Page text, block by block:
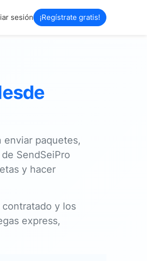
sesión ¡Regístrate gratis!
enviar paquetes,
SendSeiPro
y hacer
y los
express,